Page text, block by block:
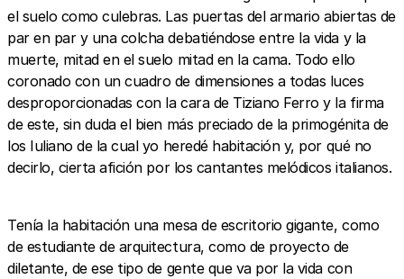
el suelo como culebras. Las puertas del armario abiertas de
par en par y una colcha debatiéndose entre la vida y la
muerte, mitad en el suelo mitad en la cama. Todo ello
coronado con un cuadro de dimensiones a todas luces
desproporcionadas con la cara de Tiziano Ferro y la firma
de este, sin duda el bien más preciado de la primogénita de
los Iuliano de la cual yo heredé habitación y, por qué no
decirlo, cierta afición por los cantantes melódicos italianos.
Tenía la habitación una mesa de escritorio gigante, como
de estudiante de arquitectura, como de proyecto de
diletante, de ese tipo de gente que va por la vida con